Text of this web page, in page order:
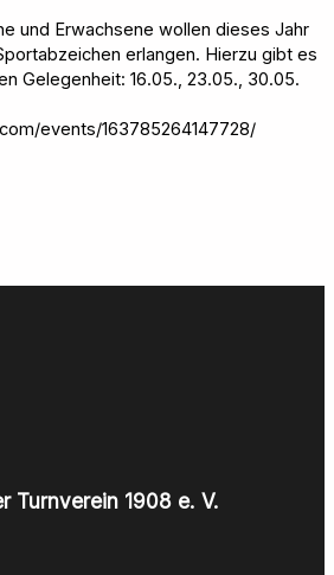
und Erwachsene wollen dieses Jahr
erlangen. Hierzu gibt es
Gelegenheit: 16.05., 23.05., 30.05.
events/163785264147728/
Turnverein 1908 e. V.